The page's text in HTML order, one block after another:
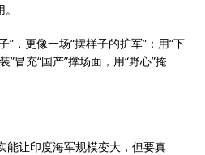
”，更像一场“摆样子的扩军”：用“下
”冒充“国产”撑场面，用“野心”掩
能让印度海军规模变大，但要真